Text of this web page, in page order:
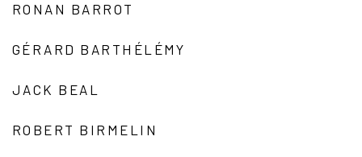
RONAN BARROT
GÉRARD BARTHÉLÉMY
JACK BEAL
ROBERT BIRMELIN